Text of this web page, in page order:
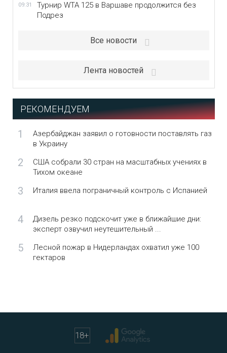
09:31
Турнир WTA 125 в Варшаве продолжится без
Подрез
Все новости
Лента новостей
РЕКОМЕНДУЕМ
1
Азербайджан заявил о готовности поставлять газ
в Украину
2
США собрали 30 стран на масштабных учениях в
Тихом океане
3 Италия ввела пограничный контроль с Испанией
4
Дизель резко подскочит уже в ближайшие дни:
эксперт озвучил неутешительный ...
5
Лесной пожар в Нидерландах охватил уже 100
гектаров
18+